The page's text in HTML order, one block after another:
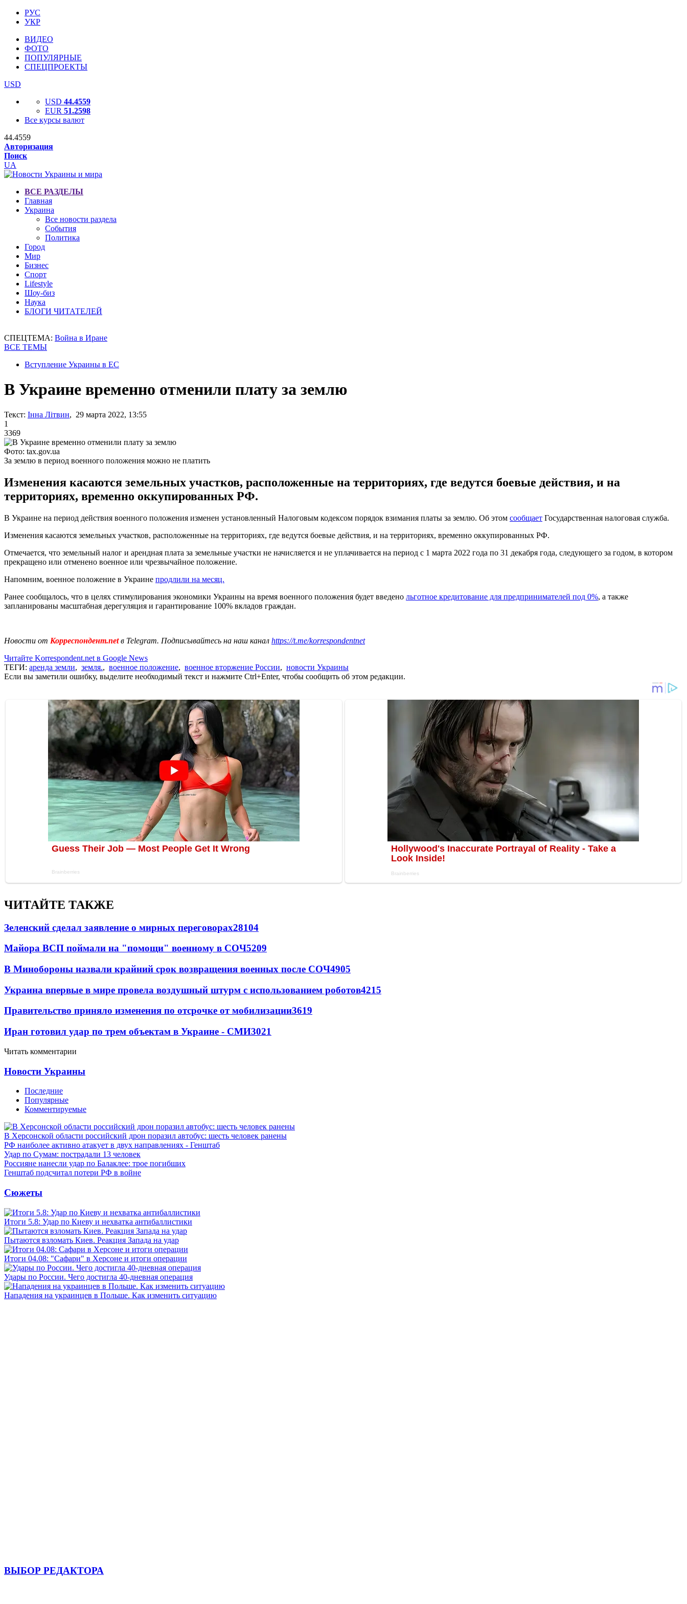
РУС
УКР
ВИДЕО
ФОТО
ПОПУЛЯРНЫЕ
СПЕЦПРОЕКТЫ
USD
USD 44.4559
EUR 51.2598
Все курсы валют
44.4559
Авторизация
Поиск
UA
ВСЕ РАЗДЕЛЫ
Главная
Украина
Все новости раздела
События
Политика
Город
Мир
Бизнес
Спорт
Lifestyle
Шоу-биз
Наука
БЛОГИ ЧИТАТЕЛЕЙ
СПЕЦТЕМА: Война в Иране
ВСЕ ТЕМЫ
Вступление Украины в ЕС
В Украине временно отменили плату за землю
Текст: Інна Літвин, 29 марта 2022, 13:55
1
3369
Фото: tax.gov.ua
За землю в период военного положения можно не платить
Изменения касаются земельных участков, расположенные на территориях, где ведутся боевые действия, и на
территориях, временно оккупированных РФ.
В Украине на период действия военного положения изменен установленный Налоговым кодексом порядок взимания платы за землю. Об этом сообщает Государственная налоговая служба.
Изменения касаются земельных участков, расположенные на территориях, где ведутся боевые действия, и на территориях, временно оккупированных РФ.
Отмечается, что земельный налог и арендная плата за земельные участки не начисляется и не уплачивается на период с 1 марта 2022 года по 31 декабря года, следующего за годом, в котором
прекращено или отменено военное или чрезвычайное положение.
Напомним, военное положение в Украине продлили на месяц.
Ранее сообщалось, что в целях стимулирования экономики Украины на время военного положения будет введено льготное кредитование для предпринимателей под 0%, а также
запланированы масштабная дерегуляция и гарантирование 100% вкладов граждан.
Новости от Корреспондент.netв Telegram. Подписывайтесь на наш канал https://t.me/korrespondentnet
Читайте Korrespondent.net в Google News
ТЕГИ: аренда земли, земля., военное положение, военное вторжение России, новости Украины
Если вы заметили ошибку, выделите необходимый текст и нажмите Ctrl+Enter, чтобы сообщить об этом редакции.
ЧИТАЙТЕ ТАКЖЕ
Зеленский сделал заявление о мирных переговорах28104
Майора ВСП поймали на "помощи" военному в СОЧ5209
В Минобороны назвали крайний срок возвращения военных после СОЧ4905
Украина впервые в мире провела воздушный штурм с использованием роботов4215
Правительство приняло изменения по отсрочке от мобилизации3619
Иран готовил удар по трем объектам в Украине - СМИ3021
Читать комментарии
Новости Украины
Последние
Популярные
Комментируемые
В Херсонской области российский дрон поразил автобус: шесть человек ранены
РФ наиболее активно атакует в двух направлениях - Генштаб
Удар по Сумам: пострадали 13 человек
Россияне нанесли удар по Балаклее: трое погибших
Генштаб подсчитал потери РФ в войне
Сюжеты
Итоги 5.8: Удар по Киеву и нехватка антибаллистики
Пытаются взломать Киев. Реакция Запада на удар
Итоги 04.08: "Сафари" в Херсоне и итоги операции
Удары по России. Чего достигла 40-дневная операция
Нападения на украинцев в Польше. Как изменить ситуацию
ВЫБОР РЕДАКТОРА